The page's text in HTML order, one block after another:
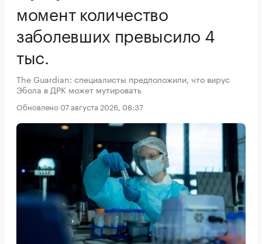
момент количество
заболевших превысило 4
тыс.
The Guardian: специалисты предположили, что вирус
Эбола в ДРК может мутировать
Обновлено 07 августа 2026, 08:37